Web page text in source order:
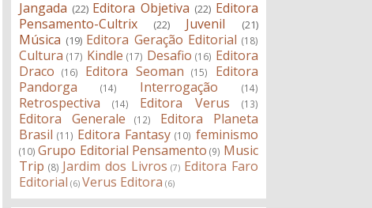
Jangada (22) Editora Objetiva (22) Editora
Pensamento-Cultrix
(22) Juvenil (21)
Música (19) Editora Geração Editorial (18)
Cultura (17) Kindle (17) Desafio (16) Editora
Draco
(16) Editora Seoman (15)
Editora
Pandorga
(14) Interrogação (14)
Retrospectiva (14) Editora Verus (13)
Editora Generale (12)
Editora Planeta
Brasil (11) Editora Fantasy (10) feminismo
(10) Grupo Editorial Pensamento (9) Music
Trip (8) Jardim dos Livros (7) Editora Faro
Editorial (6) Verus Editora (6)